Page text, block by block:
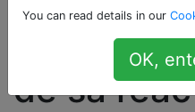
sa
de sa
You can read details in our
OK,